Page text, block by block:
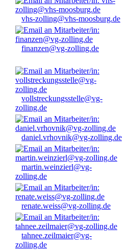
vhs-zolling@vhs-moosburg.de
finanzen@vg-zolling.de
vollstreckungsstelle@vg-
zolling.de
daniel.vrhovnik@vg-zolling.de
martin.weinzierl@vg-
zolling.de
renate.weiss@vg-zolling.de
tahnee.zeilmaier@vg-
zolling.de